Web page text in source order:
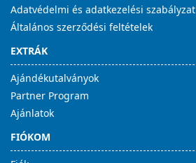
Adatvédelmi és adatkezelési szabályzat
Általános szerződési feltételek
EXTRÁK
Ajándékutalványok
Partner Program
Ajánlatok
FIÓKOM